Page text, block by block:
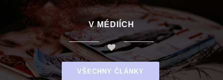
V MÉDIÍCH
VŠECHNY ČLÁNKY